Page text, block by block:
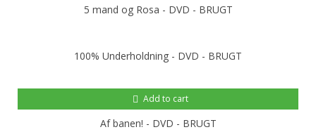
5 mand og Rosa - DVD - BRUGT
100% Underholdning - DVD - BRUGT
Add to cart
Af banen! - DVD - BRUGT